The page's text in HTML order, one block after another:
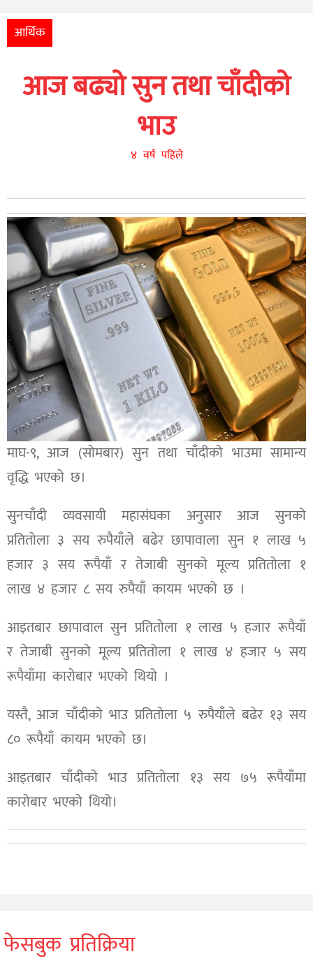
आर्थिक
नेपाली
युनिकोड
आर्थिक
आज बढ्यो सुन तथा चाँदीको
भाउ
४ वर्ष पहिले
माघ-९, आज (सोमबार) सुन तथा चाँदीको भाउमा सामान्य
वृद्धि भएको छ।
सुनचाँदी व्यवसायी महासंघका अनुसार आज सुनको
प्रतितोला ३ सय रुपैयाँले बढेर छापावाला सुन १ लाख ५
हजार ३ सय रूपैयाँ र तेजाबी सुनको मूल्य प्रतितोला १
लाख ४ हजार ८ सय रुपैयाँ कायम भएको छ ।
आइतबार छापावाल सुन प्रतितोला १ लाख ५ हजार रूपैयाँ
र तेजाबी सुनको मूल्य प्रतितोला १ लाख ४ हजार ५ सय
रूपैयाँमा कारोबार भएको थियो ।
यस्तै, आज चाँदीको भाउ प्रतितोला ५ रुपैयाँले बढेर १३ सय
८० रूपैयाँ कायम भएको छ।
आइतबार चाँदीको भाउ प्रतितोला १३ सय ७५ रूपैयाँमा
कारोबार भएको थियो।
फेसबुक प्रतिक्रिया